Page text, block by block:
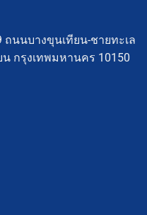
ถนนบางขุนเทียน-ชายทะเล
กรุงเทพมหานคร 10150